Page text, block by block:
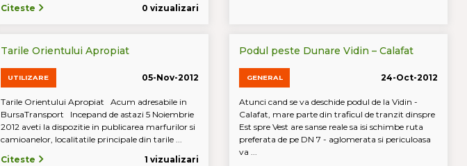
Citeste
0 vizualizari
Tarile Orientului Apropiat
UTILIZARE 05-Nov-2012
Tarile Orientului Apropiat Acum adresabile in
BursaTransport Incepand de astazi 5 Noiembrie
2012 aveti la dispozitie in publicarea marfurilor si
camioanelor, localitatile principale din tarile ...
Citeste
1 vizualizari
Podul peste Dunare Vidin – Calafat
GENERAL 24-Oct-2012
Atunci cand se va deschide podul de la Vidin -
Calafat, mare parte din traficul de tranzit dinspre
Est spre Vest are sanse reale sa isi schimbe ruta
preferata de pe DN 7 - aglomerata si periculoasa
va ...